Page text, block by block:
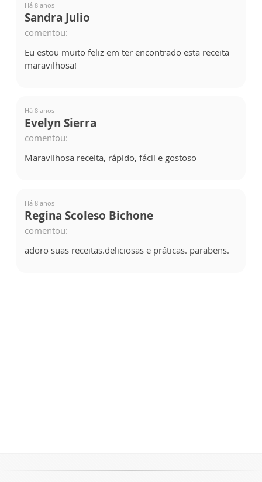
Há 8 anos
Sandra Julio
comentou:
Eu estou muito feliz em ter encontrado esta receita
maravilhosa!
Há 8 anos
Evelyn Sierra
comentou:
Maravilhosa receita, rápido, fácil e gostoso
Há 8 anos
Regina Scoleso Bichone
comentou:
adoro suas receitas.deliciosas e práticas. parabens.